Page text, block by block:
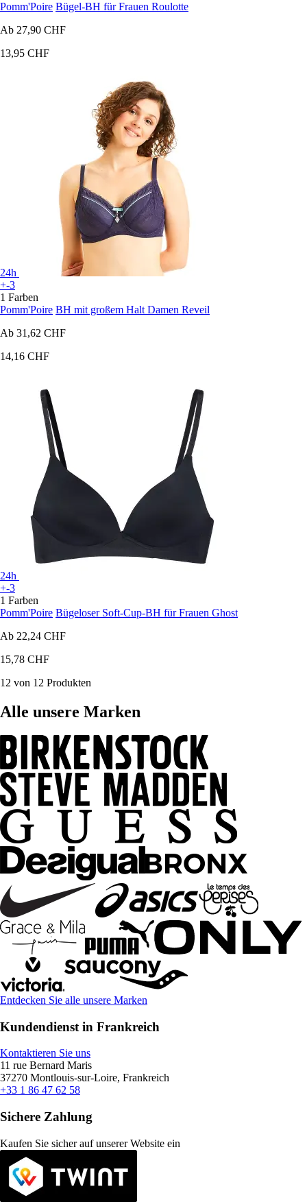
Pomm'Poire Bügel-BH für Frauen Roulotte
Ab 27,90 CHF
13,95 CHF
24h
+-3
1 Farben
Pomm'Poire BH mit großem Halt Damen Reveil
Ab 31,62 CHF
14,16 CHF
24h
+-3
1 Farben
Pomm'Poire Bügeloser Soft-Cup-BH für Frauen Ghost
Ab 22,24 CHF
15,78 CHF
12 von 12 Produkten
Alle unsere Marken
Entdecken Sie alle unsere Marken
Kundendienst in Frankreich
Kontaktieren Sie uns
11 rue Bernard Maris
37270 Montlouis-sur-Loire, Frankreich
+33 1 86 47 62 58
Sichere Zahlung
Kaufen Sie sicher auf unserer Website ein